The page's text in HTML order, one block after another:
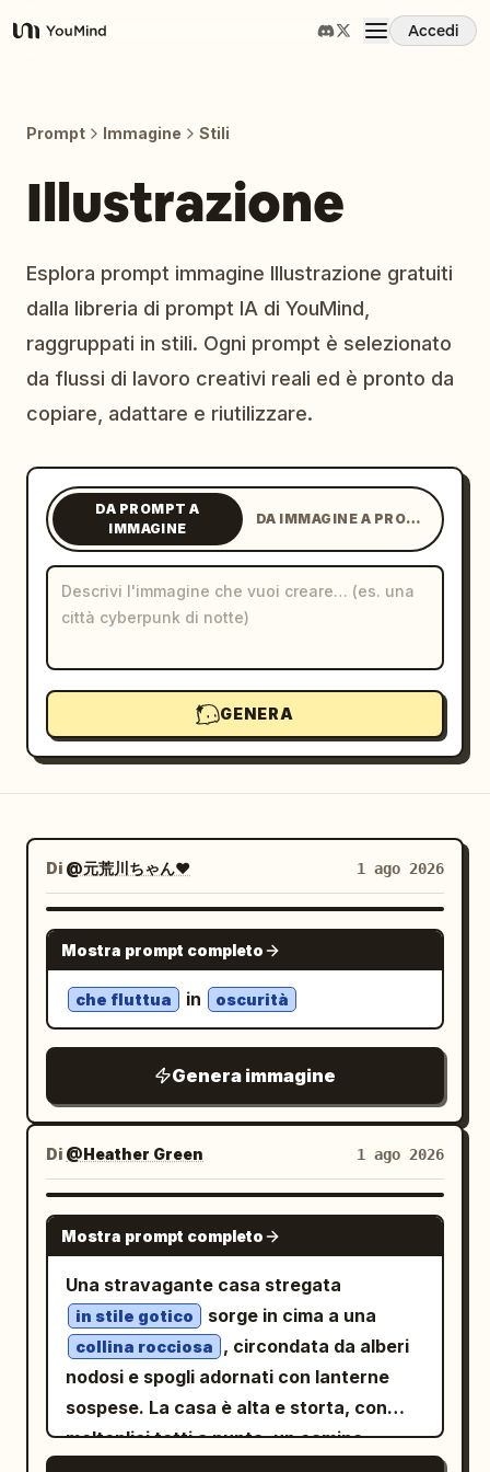
YouMind
Accedi
Prompt
Prezzi
Blog
Aggiornamenti
Prompt Immagine Stili
Illustrazione
Esplora prompt immagine Illustrazione gratuiti
dalla libreria di prompt IA di YouMind,
raggruppati in stili. Ogni prompt è selezionato
da flussi di lavoro creativi reali ed è pronto da
copiare, adattare e riutilizzare.
DA PROMPT A
IMMAGINE
DA IMMAGINE A PROMPT
GENERA
Di @元荒川ちゃん❤ 1 ago 2026
NANO BANANA PRO
Mostra prompt completo
che fluttua in oscurità
Genera immagine
Di @Heather Green 1 ago 2026
NANO BANANA PRO
Mostra prompt completo
Una stravagante casa stregata
in stile gotico sorge in cima a una
collina rocciosa
, circondata da alberi
nodosi e spogli adornati con lanterne
sospese. La casa è alta e storta, con
molteplici tetti a punta, un camino